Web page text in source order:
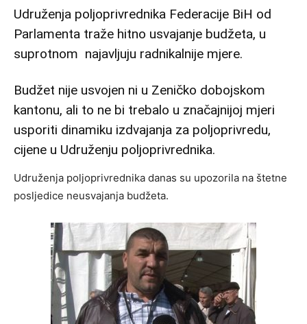
Udruženja poljoprivrednika Federacije BiH od
Parlamenta traže hitno usvajanje budžeta, u
suprotnom najavljuju radnikalnije mjere.
Budžet nije usvojen ni u Zeničko dobojskom
kantonu, ali to ne bi trebalo u značajnijoj mjeri
usporiti dinamiku izdvajanja za poljoprivredu,
cijene u Udruženju poljoprivrednika.
Udruženja poljoprivrednika danas su upozorila na štetne
posljedice neusvajanja budžeta.